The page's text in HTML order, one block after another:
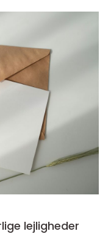
lejligheder